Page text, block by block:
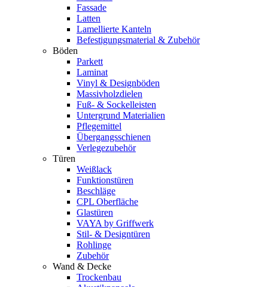
Fassade
Latten
Lamellierte Kanteln
Befestigungsmaterial & Zubehör
Böden
Parkett
Laminat
Vinyl & Designböden
Massivholzdielen
Fuß- & Sockelleisten
Untergrund Materialien
Pflegemittel
Übergangsschienen
Verlegezubehör
Türen
Weißlack
Funktionstüren
Beschläge
CPL Oberfläche
Glastüren
VAYA by Griffwerk
Stil- & Designtüren
Rohlinge
Zubehör
Wand & Decke
Trockenbau